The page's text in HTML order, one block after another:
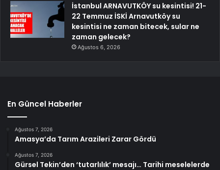
İstanbul ARNAVUTKÖY su kesintisi! 21-
22 Temmuz İSKİ Arnavutköy su
kesintisi ne zaman bitecek, sular ne
zaman gelecek?
Ağustos 6, 2026
En Güncel Haberler
Ağustos 7, 2026
Amasya’da Tarım Arazileri Zarar Gördü
Ağustos 7, 2026
Gürsel Tekin’den ‘tutarlılık’ mesajı… Tarihi meselelerde